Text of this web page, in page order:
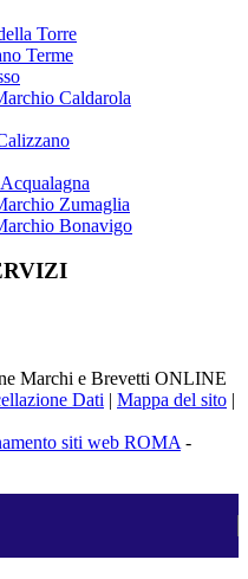
Torre
Terme
Caldarola
Zumaglia
Bonavigo
Marchi e Brevetti ONLINE
Dati | Mappa del sito |
siti web ROMA -